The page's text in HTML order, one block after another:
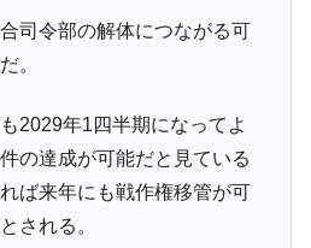
年金公団』株価暴落で200兆蒸
ニセＫ-ブランドを通報しようキ
授も登場！
落ちました」⇒ 耐久性「なさす
司令部の解体につながる可
。
2029年1四半期になってよ
の達成が可能だと見ている
ば来年にも戦作権移管が可
される。